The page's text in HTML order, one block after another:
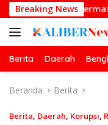
Langsung
ke
konten
Breaking News
Permata Lestari Tuai
Berita Daerah
Beranda Berita
Berita, Daerah, Korupsi,